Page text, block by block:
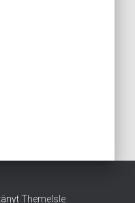
ThemeIsle